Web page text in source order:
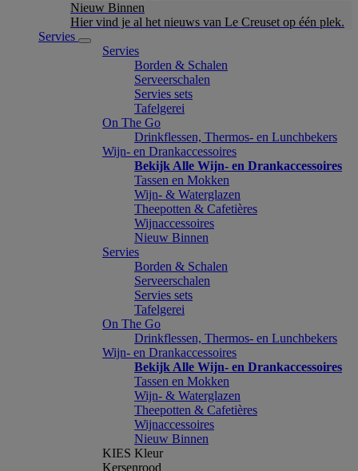
Nieuw Binnen
Hier vind je al het nieuws van Le Creuset op één plek.
Servies
Servies
Borden & Schalen
Serveerschalen
Servies sets
Tafelgerei
On The Go
Drinkflessen, Thermos- en Lunchbekers
Wijn- en Drankaccessoires
Bekijk Alle Wijn- en Drankaccessoires
Tassen en Mokken
Wijn- & Waterglazen
Theepotten & Cafetières
Wijnaccessoires
Nieuw Binnen
Servies
Borden & Schalen
Serveerschalen
Servies sets
Tafelgerei
On The Go
Drinkflessen, Thermos- en Lunchbekers
Wijn- en Drankaccessoires
Bekijk Alle Wijn- en Drankaccessoires
Tassen en Mokken
Wijn- & Waterglazen
Theepotten & Cafetières
Wijnaccessoires
Nieuw Binnen
KIES Kleur
Kersenrood